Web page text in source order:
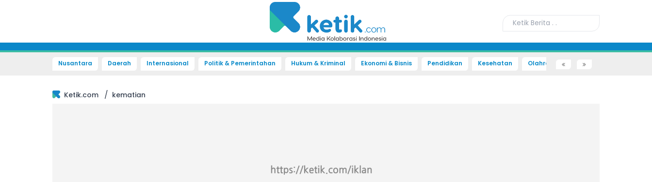
Nusantara Daerah Internasional Politik & Pemerintahan Hukum & Kriminal Ekonomi & Bisnis Pendidikan Kesehatan Olahraga Sains dan Teknologi
Ketik.com / kematian